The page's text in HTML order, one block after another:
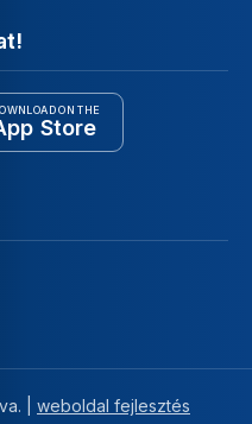
ON THE
Store
| weboldal fejlesztés